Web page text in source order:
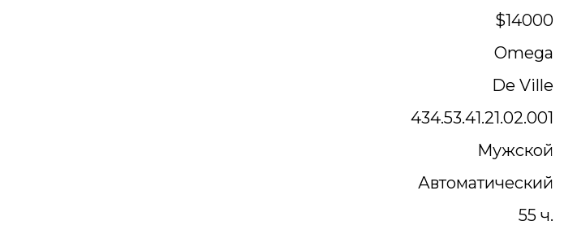
$14000
Omega
De Ville
434.53.41.21.02.001
Мужской
Автоматический
55 ч.